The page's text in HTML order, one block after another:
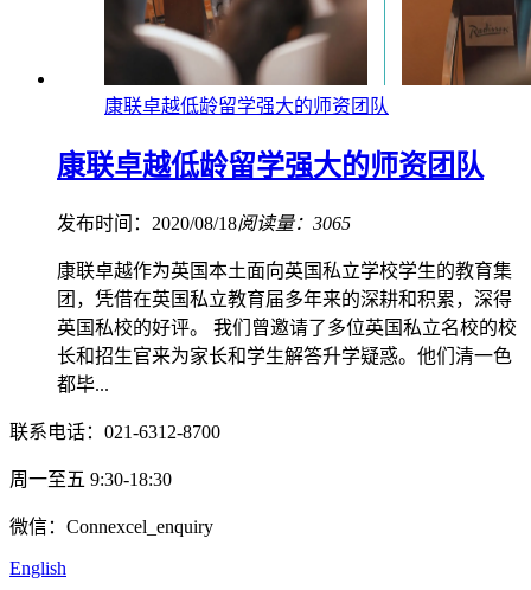
康联卓越低龄留学强大的师资团队
康联卓越低龄留学强大的师资团队
发布时间：2020/08/18阅读量：3065
康联卓越作为英国本土面向英国私立学校学生的教育集
团，凭借在英国私立教育届多年来的深耕和积累，深得
英国私校的好评。 我们曾邀请了多位英国私立名校的校
长和招生官来为家长和学生解答升学疑惑。他们清一色
都毕...
联系电话：021-6312-8700
周一至五 9:30-18:30
微信：Connexcel_enquiry
English